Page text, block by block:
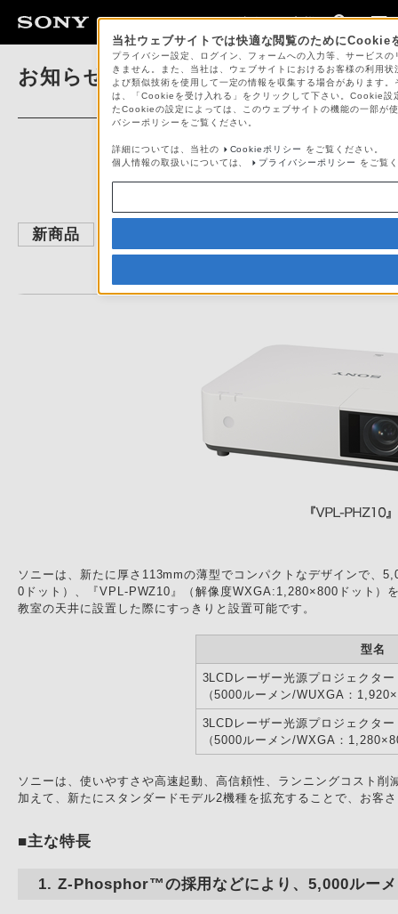
法人のお客様
お知らせ
新商品
会議室や教室に設
ソニーは、新たに厚さ113mmの薄型でコンパクトなデザインで、
0ドット）、『VPL-PWZ10』（解像度WXGA:1,280×800ドット）
教室の天井に設置した際にすっきりと設置可能です。
型名
3LCDレーザー光源プロジェクタ
（5000ルーメン/WUXGA：
3LCDレーザー光源プロジェクタ
（5000ルーメン/WXGA：
ソニーは、使いやすさや高速起動、高信頼性、ランニングコスト
加えて、新たにスタンダードモデル2機種を拡充することで、お客
■主な特長
Z-Phosphor™の採用などにより、5,000ルー
当社ウェブサイトでは快適な閲覧のためにCookie
プライバシー設定、ログイン、フォームへの入力等、サービス
きません。また、当社は、ウェブサイトにおけるお客様の利用
よび類似技術を使用して一定の情報を収集する場合があります
は、「Cookieを受け入れる」をクリックして下さい。Cookie
たCookieの設定によっては、このウェブサイトの機能の一部が
バシーポリシーをご覧ください。
詳細については、当社の Cookieポリシー
をご覧ください。
個人情報の取扱いについては、
プライバシーポリシー をご覧